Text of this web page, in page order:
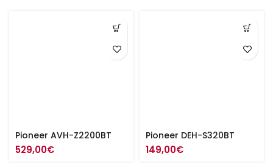
Pioneer AVH-Z2200BT
529,00€
Pioneer DEH-S320BT
149,00€